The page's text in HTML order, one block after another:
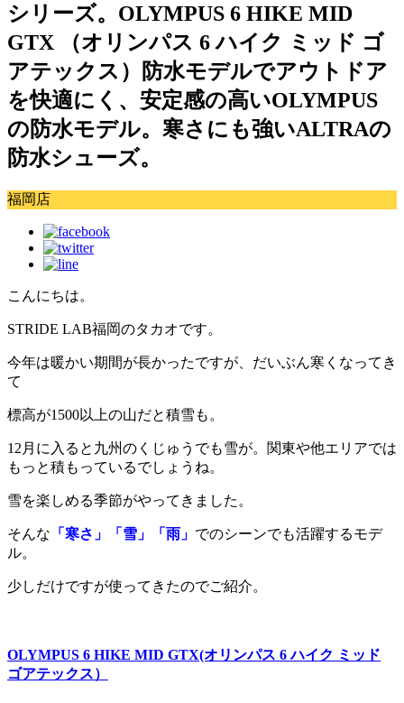
シリーズ。OLYMPUS 6 HIKE MID
GTX （オリンパス 6 ハイク ミッド ゴ
アテックス）防水モデルでアウトドア
を快適にく、安定感の高いOLYMPUS
の防水モデル。寒さにも強いALTRAの
防水シューズ。
福岡店
こんにちは。
STRIDE LAB福岡のタカオです。
今年は暖かい期間が長かったですが、だいぶん寒くなってき
て
標高が1500以上の山だと積雪も。
12月に入ると九州のくじゅうでも雪が。関東や他エリアでは
もっと積もっているでしょうね。
雪を楽しめる季節がやってきました。
そんな 「寒さ」「雪」「雨」 でのシーンでも活躍するモデ
ル。
少しだけですが使ってきたのでご紹介。
OLYMPUS 6 HIKE MID GTX(オリンパス 6 ハイク ミッド
ゴアテックス）